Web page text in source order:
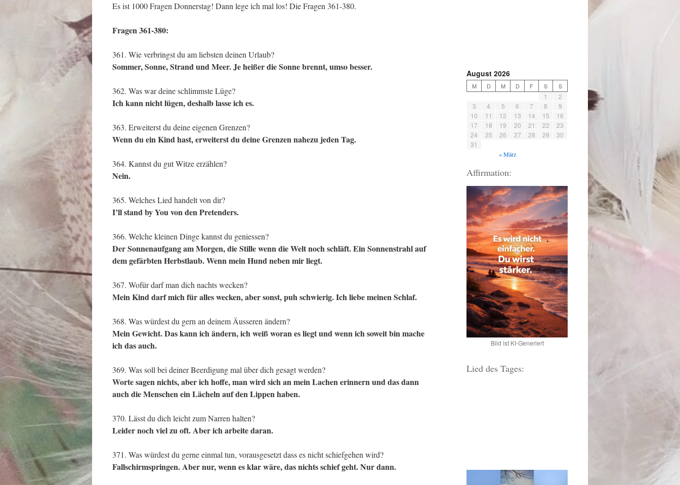
Es ist 1000 Fragen Donnerstag! Dann lege ich mal los! Die Fragen 361-380.
Fragen 361-380:
361. Wie verbringst du am liebsten deinen Urlaub?
Sommer, Sonne, Strand und Meer. Je heißer die Sonne brennt, umso besser.
362. Was war deine schlimmste Lüge?
Ich kann nicht lügen, deshalb lasse ich es.
363. Erweiterst du deine eigenen Grenzen?
Wenn du ein Kind hast, erweiterst du deine Grenzen nahezu jeden Tag.
364. Kannst du gut Witze erzählen?
Nein.
365. Welches Lied handelt von dir?
I’ll stand by You von den Pretenders.
366. Welche kleinen Dinge kannst du geniessen?
Der Sonnenaufgang am Morgen, die Stille wenn die Welt noch schläft. Ein Sonnenstrahl auf
dem gefärbten Herbstlaub. Wenn mein Hund neben mir liegt.
367. Wofür darf man dich nachts wecken?
Mein Kind darf mich für alles wecken, aber sonst, puh schwierig. Ich liebe meinen Schlaf.
368. Was würdest du gern an deinem Äusseren ändern?
Mein Gewicht. Das kann ich ändern, ich weiß woran es liegt und wenn ich soweit bin mache
ich das auch.
369. Was soll bei deiner Beerdigung mal über dich gesagt werden?
Worte sagen nichts, aber ich hoffe, man wird sich an mein Lachen erinnern und das dann
auch die Menschen ein Lächeln auf den Lippen haben.
370. Lässt du dich leicht zum Narren halten?
Leider noch viel zu oft. Aber ich arbeite daran.
371. Was würdest du gerne einmal tun, vorausgesetzt dass es nicht schiefgehen wird?
Fallschirmspringen. Aber nur, wenn es klar wäre, das nichts schief geht. Nur dann.
August 2026
M D M D F S S
1
2
3
4 5 6 7 8
9
10
11 12 13 14 15
16
17
18 19 20 21 22
23
24
25 26 27 28 29
30
31
« März
Affirmation:
Bild ist KI-Generiert
Lied des Tages: